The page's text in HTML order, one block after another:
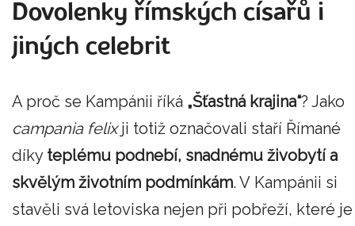
Dovolenky římských císařů i
jiných celebrit
A proč se Kampánii říká „Šťastná krajina“? Jako
campania felixji totiž označovali staří Římané
díky teplému podnebí, snadnému živobytí a
skvělým životním podmínkám. V Kampánii si
stavěli svá letoviska nejen při pobřeží, které je